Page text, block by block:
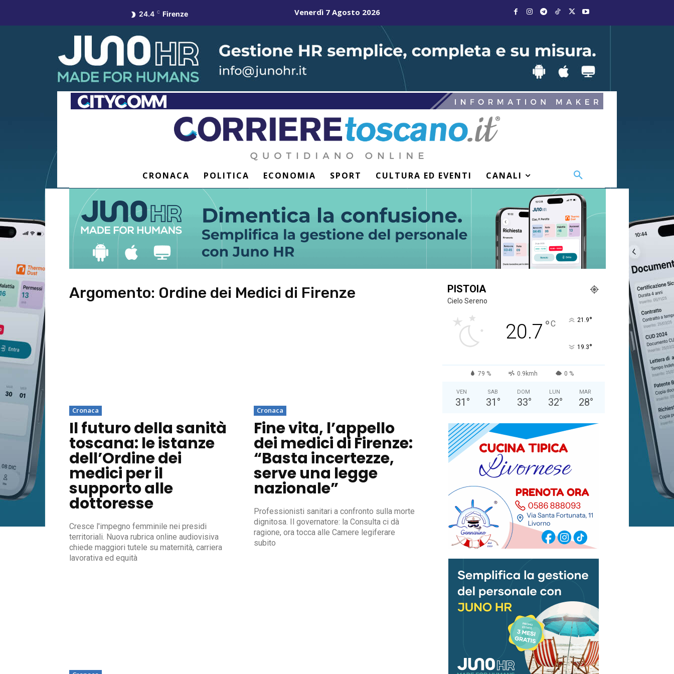
24.4 C Firenze Venerdì 7 Agosto 2026
CRONACA POLITICA ECONOMIA SPORT CULTURA ED EVENTI CANALI
Argomento: Ordine dei Medici di Firenze
Cronaca
Il futuro della sanità
toscana: le istanze
dell’Ordine dei
medici per il
supporto alle
dottoresse
Cresce l'impegno femminile nei presidi
territoriali. Nuova rubrica online audiovisiva
chiede maggiori tutele su maternità, carriera
lavorativa ed equità
Cronaca
Fine vita, l’appello
dei medici di Firenze:
“Basta incertezze,
serve una legge
nazionale”
Professionisti sanitari a confronto sulla morte
dignitosa. Il governatore: la Consulta ci dà
ragione, ora tocca alle Camere legiferare
subito
PISTOIA
Cielo Sereno
20.7 °C 21.9°
19.3°
79 % 0.9kmh 0 %
VEN
31 °
SAB
31 °
DOM
33°
LUN
32°
MAR
28°